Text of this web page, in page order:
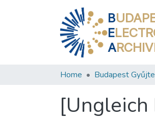
B
E
A
Home Budapest
[Ungleich